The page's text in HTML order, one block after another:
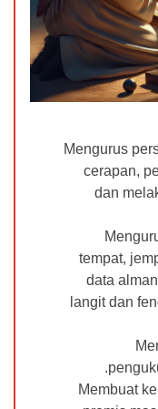
Mengurus
cerapan,
dan
tempat,
data
langit dan
Membuat